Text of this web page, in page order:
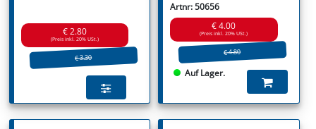
€ 2.80
(Preis inkl. 20% USt.)
€ 3.30
Artnr: 50656
€ 4.00
(Preis inkl. 20% USt.)
€ 4.80
Auf Lager.